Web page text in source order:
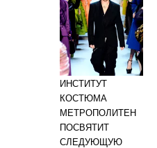
ИНСТИТУТ
КОСТЮМА
МЕТРОПОЛИТЕН
ПОСВЯТИТ
СЛЕДУЮЩУЮ